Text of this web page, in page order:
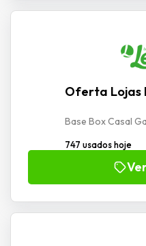
Oferta Lojas
Base Box Casal
747 usados hoje